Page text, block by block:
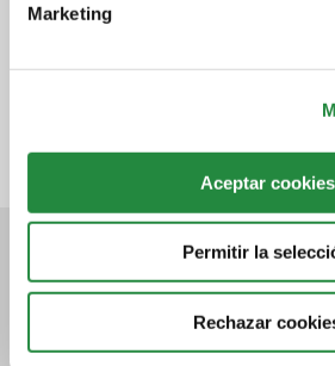
Marketing
Aceptar cookies
Permitir la
Rechazar
Quiénes somos
Socios
Instalaciones